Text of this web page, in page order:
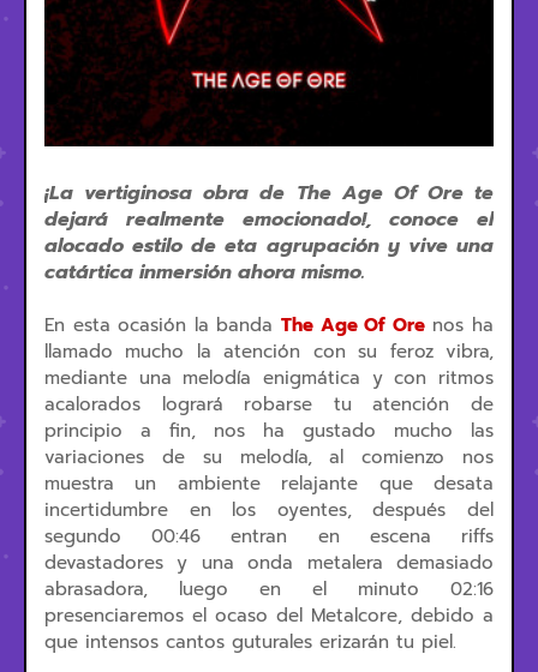
¡La vertiginosa obra de The Age Of Ore te
dejará realmente emocionado!, conoce el
alocado estilo de eta agrupación y vive una
catártica inmersión ahora mismo.
En esta ocasión la banda The Age Of Orenos ha
llamado mucho la atención con su feroz vibra,
mediante una melodía enigmática y con ritmos
acalorados logrará robarse tu atención de
principio a fin, nos ha gustado mucho las
variaciones de su melodía, al comienzo nos
muestra un ambiente relajante que desata
incertidumbre en los oyentes, después del
segundo 00:46 entran en escena riffs
devastadores y una onda metalera demasiado
abrasadora, luego en el minuto 02:16
presenciaremos el ocaso del Metalcore, debido a
que intensos cantos guturales erizarán tu piel.